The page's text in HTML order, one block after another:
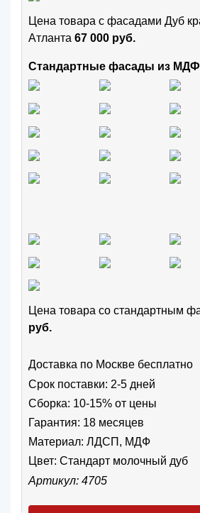
Цена товара с фасадами Дуб
Атланта 67 000 руб.
Стандартные фасады из МДФ
Цена товара cо стандартным
руб.
Доставка по Москве бесплатно
Срок поставки: 2-5 дней
Сборка: 10-15% от цены
Гарантия: 18 месяцев
Материал: ЛДСП, МДФ
Цвет: Стандарт молочный дуб
Артикул: 4705